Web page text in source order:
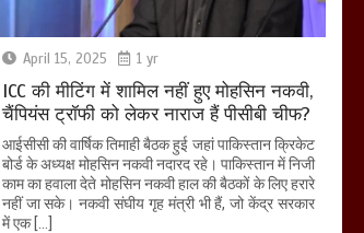
April 15, 2025 1 yr
ICC की मीटिंग में शामिल नहीं हुए मोहसिन नकवी,
चैंपियंस ट्रॉफी को लेकर नाराज हैं पीसीबी चीफ?
आईसीसी की वार्षिक तिमाही बैठक हुई जहां पाकिस्तान क्रिकेट
बोर्ड के अध्यक्ष मोहसिन नकवी नदारद रहे। पाकिस्तान में निजी
काम का हवाला देते मोहसिन नकवी हाल की बैठकों के लिए हरारे
नहीं जा सके। नकवी संघीय गृह मंत्री भी हैं, जो केंद्र सरकार
में एक […]